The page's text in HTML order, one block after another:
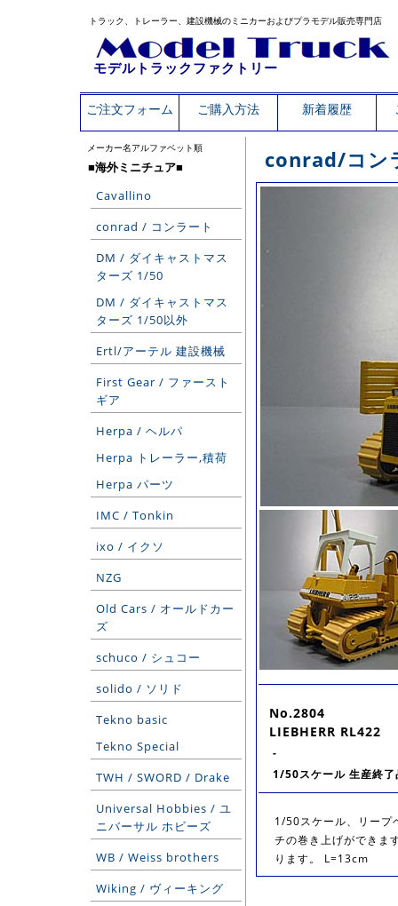
トラック、トレーラー、建設機械のミニカーおよびプラモデル販売専門店
モデルトラックファクトリー
ご注文フォーム ご購入方法 新着履歴
メーカー名アルファベット順
■海外ミニチュア■
Cavallino
conrad / コンラート
DM / ダイキャストマス
ターズ 1/50
DM / ダイキャストマス
ターズ 1/50以外
Ertl/アーテル 建設機械
First Gear / ファースト
ギア
Herpa / ヘルパ
Herpa トレーラー,積荷
Herpa パーツ
IMC / Tonkin
ixo / イクソ
NZG
Old Cars / オールドカー
ズ
schuco / シュコー
solido / ソリド
Tekno basic
Tekno Special
TWH / SWORD / Drake
Universal Hobbies / ユ
ニバーサル ホビーズ
WB / Weiss brothers
Wiking / ヴィーキング
conrad/コン
No.2804
LIEBHERR RL422
-
1/50スケール 生産終了
1/50スケール、リープ
チの巻き上げができま
ります。 L=13cm